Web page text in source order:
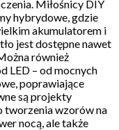
Miłośnicy DIY
hybrydowe, gdzie
akumulatorem i
jest dostępne nawet
również
LED – od mocnych
poprawiające
są projekty
tworzenia wzorów na
nocą, ale także